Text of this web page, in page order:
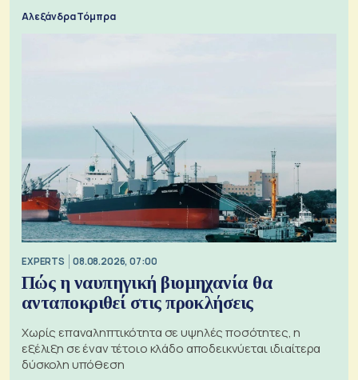
Αλεξάνδρα Τόμπρα
EXPERTS 08.08.2026, 07:00
Πώς η ναυπηγική βιομηχανία θα
ανταποκριθεί στις προκλήσεις
Χωρίς επαναληπτικότητα σε υψηλές ποσότητες, η
εξέλιξη σε έναν τέτοιο κλάδο αποδεικνύεται ιδιαίτερα
δύσκολη υπόθεση